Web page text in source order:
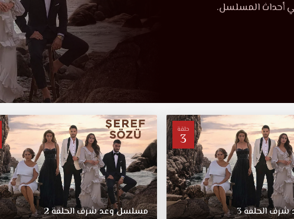
أحداث المسلسل.
حلقة
3
شرفالحلقة3 مسلسلوعدشرفالحلقة2